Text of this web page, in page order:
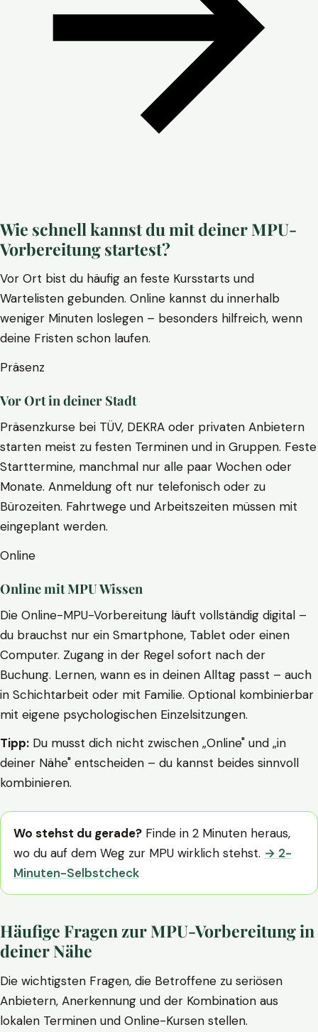
Wie schnell kannst du mit deiner MPU-
Vorbereitung startest?
Vor Ort bist du häufig an feste Kursstarts und
Wartelisten gebunden. Online kannst du innerhalb
weniger Minuten loslegen – besonders hilfreich, wenn
deine Fristen schon laufen.
Präsenz
Vor Ort in deiner Stadt
Präsenzkurse bei TÜV, DEKRA oder privaten Anbietern
starten meist zu festen Terminen und in Gruppen. Feste
Starttermine, manchmal nur alle paar Wochen oder
Monate. Anmeldung oft nur telefonisch oder zu
Bürozeiten. Fahrtwege und Arbeitszeiten müssen mit
eingeplant werden.
Online
Online mit MPU Wissen
Die Online-MPU-Vorbereitung läuft vollständig digital –
du brauchst nur ein Smartphone, Tablet oder einen
Computer. Zugang in der Regel sofort nach der
Buchung. Lernen, wann es in deinen Alltag passt – auch
in Schichtarbeit oder mit Familie. Optional kombinierbar
mit eigene psychologischen Einzelsitzungen.
Tipp: Du musst dich nicht zwischen „Online" und „in
deiner Nähe" entscheiden – du kannst beides sinnvoll
kombinieren.
Wo stehst du gerade? Finde in 2 Minuten heraus,
wo du auf dem Weg zur MPU wirklich stehst. → 2-
Minuten-Selbstcheck
Häufige Fragen zur MPU-Vorbereitung in
deiner Nähe
Die wichtigsten Fragen, die Betroffene zu seriösen
Anbietern, Anerkennung und der Kombination aus
lokalen Terminen und Online-Kursen stellen.